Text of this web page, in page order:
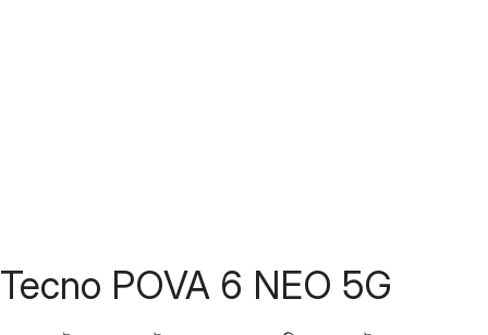
Tecno POVA 6 NEO 5G